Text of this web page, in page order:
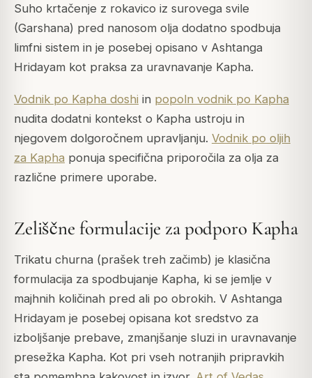
Suho krtačenje z rokavico iz surovega svile
(Garshana) pred nanosom olja dodatno spodbuja
limfni sistem in je posebej opisano v Ashtanga
Hridayam kot praksa za uravnavanje Kapha.
Vodnik po Kapha doshi in popoln vodnik po Kapha
nudita dodatni kontekst o Kapha ustroju in
njegovem dolgoročnem upravljanju. Vodnik po oljih
za Kapha ponuja specifična priporočila za olja za
različne primere uporabe.
Zeliščne formulacije za podporo Kapha
Trikatu churna (prašek treh začimb) je klasična
formulacija za spodbujanje Kapha, ki se jemlje v
majhnih količinah pred ali po obrokih. V Ashtanga
Hridayam je posebej opisana kot sredstvo za
izboljšanje prebave, zmanjšanje sluzi in uravnavanje
presežka Kapha. Kot pri vseh notranjih pripravkih